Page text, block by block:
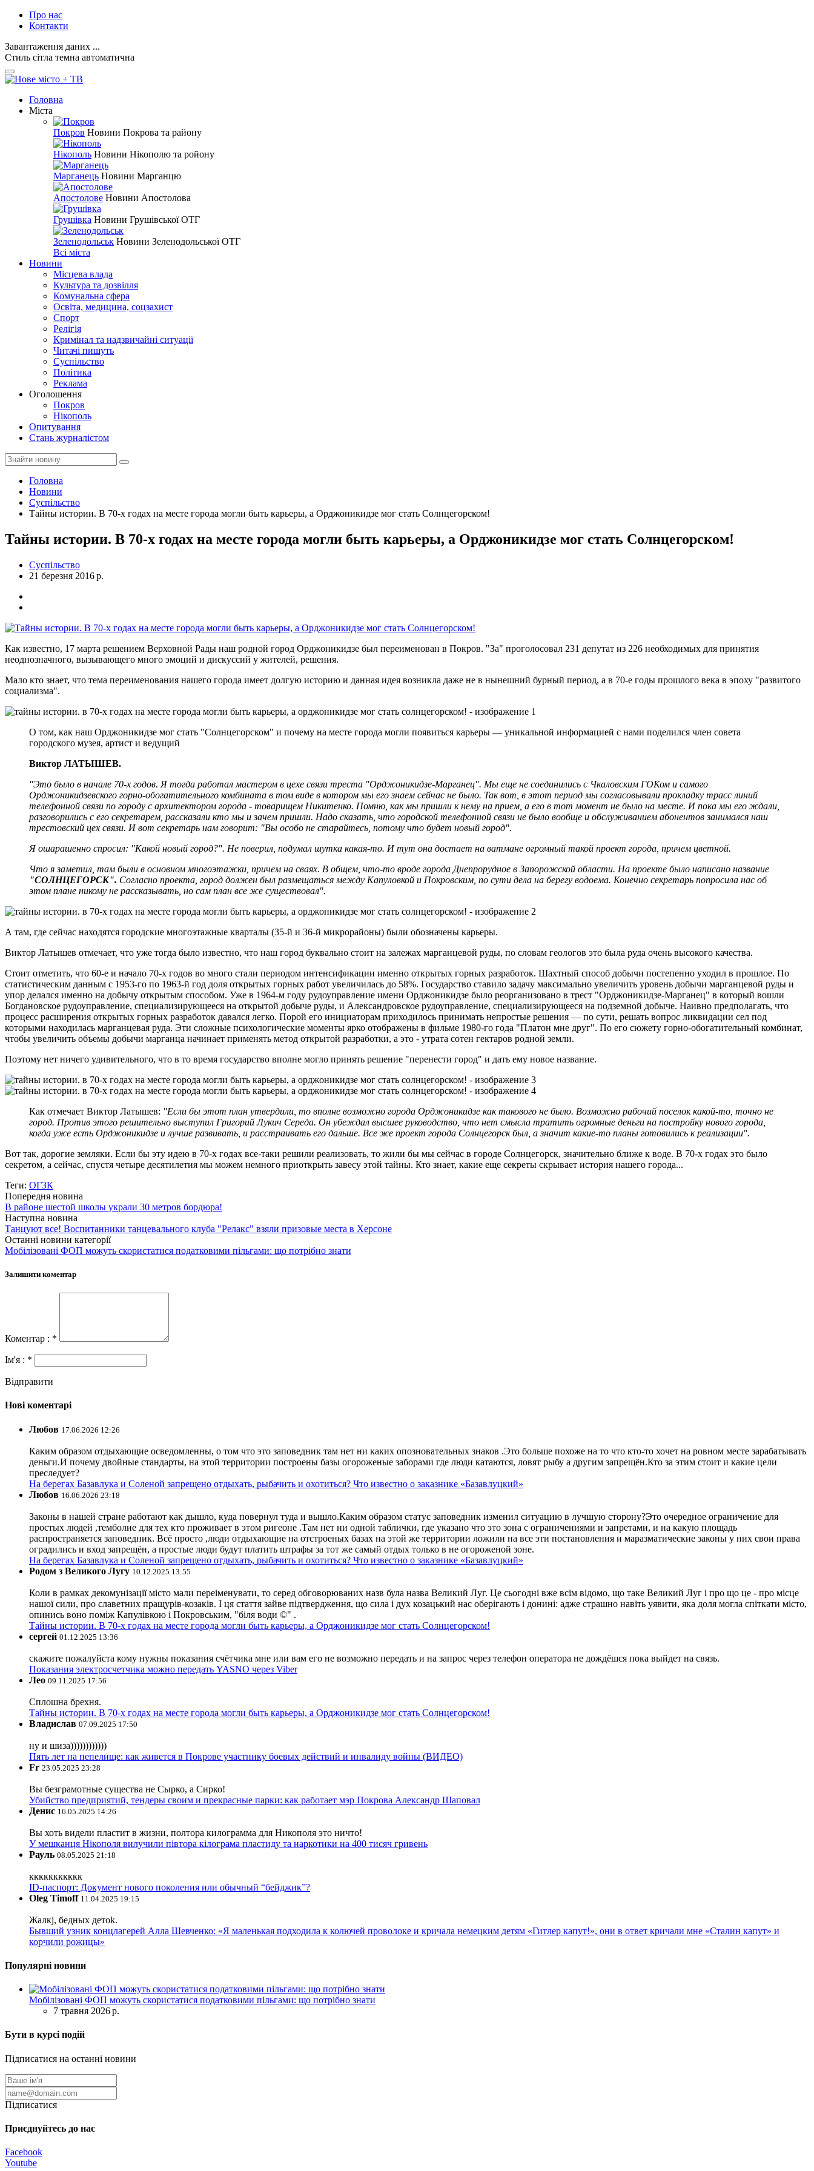
Про нас
Контакти
Завантаження даних ...
Стиль сітла темна автоматична
Головна
Міста
Покров Новини Покрова та району
Нікополь Новини Нікополю та ройону
Марганець Новини Марганцю
Апостолове Новини Апостолова
Грушівка Новини Грушівської ОТГ
Зеленодольськ Новини Зеленодольської ОТГ
Всі міста
Новини
Місцева влада
Культура та дозвілля
Комунальна сфера
Освіта, медицина, соцзахист
Спорт
Релігія
Кримінал та надзвичайні ситуації
Читачі пишуть
Суспільство
Політика
Реклама
Оголошення
Покров
Нікополь
Опитування
Стань журналістом
Головна
Новини
Суспільство
Тайны истории. В 70-х годах на месте города могли быть карьеры, а Орджоникидзе мог стать Солнцегорском!
Тайны истории. В 70-х годах на месте города могли быть карьеры, а Орджоникидзе мог стать Солнцегорском!
Суспільство
21 березня 2016 р.
Как известно, 17 марта решением Верховной Рады наш родной город Орджоникидзе был переименован в Покров. "За" проголосовал 231 депутат из 226 необходимых для принятия
неоднозначного, вызывающего много эмоций и дискуссий у жителей, решения.
Мало кто знает, что тема переименования нашего города имеет долгую историю и данная идея возникла даже не в нынешний бурный период, а в 70-е годы прошлого века в эпоху "развитого
социализма".
О том, как наш Орджоникидзе мог стать "Солнцегорском" и почему на месте города могли появиться карьеры — уникальной информацией с нами поделился член совета
городского музея, артист и ведущий
Виктор ЛАТЫШЕВ.
"Это было в начале 70-х годов. Я тогда работал мастером в цехе связи треста "Орджоникидзе-Марганец". Мы еще не соединились с Чкаловским ГОКом и самого
Орджоникидзевского горно-обогатительного комбината в том виде в котором мы его знаем сейчас не было. Так вот, в этот период мы согласовывали прокладку трасс линий
телефонной связи по городу с архитектором города - товарищем Никитенко. Помню, как мы пришли к нему на прием, а его в тот момент не было на месте. И пока мы его ждали,
разговорились с его секретарем, рассказали кто мы и зачем пришли. Надо сказать, что городской телефонной связи не было вообще и обслуживанием абонентов занимался наш
трестовский цех связи. И вот секретарь нам говорит: "Вы особо не старайтесь, потому что будет новый город".
Я ошарашенно спросил: "Какой новый город?". Не поверил, подумал шутка какая-то. И тут она достает на ватмане огромный такой проект города, причем цветной.
Что я заметил, там были в основном многоэтажки, причем на сваях. В общем, что-то вроде города Днепрорудное в Запорожской области. На проекте было написано название
"СОЛНЦЕГОРСК". Согласно проекта, город должен был размещаться между Капуловкой и Покровским, по сути дела на берегу водоема. Конечно секретарь попросила нас об
этом плане никому не рассказывать, но сам план все же существовал".
А там, где сейчас находятся городские многоэтажные кварталы (35-й и 36-й микрорайоны) были обозначены карьеры.
Виктор Латышев отмечает, что уже тогда было известно, что наш город буквально стоит на залежах марганцевой руды, по словам геологов это была руда очень высокого качества.
Стоит отметить, что 60-е и начало 70-х годов во много стали периодом интенсификации именно открытых горных разработок. Шахтный способ добычи постепенно уходил в прошлое. По
статистическим данным с 1953-го по 1963-й год доля открытых горных работ увеличилась до 58%. Государство ставило задачу максимально увеличить уровень добычи марганцевой руды и
упор делался именно на добычу открытым способом. Уже в 1964-м году рудоуправление имени Орджоникидзе было реорганизовано в трест "Орджоникидзе-Марганец" в который вошли
Богдановское рудоуправление, специализирующееся на открытой добыче руды, и Александровское рудоуправление, специализирующееся на подземной добыче. Наивно предполагать, что
процесс расширения открытых горных разработок давался легко. Порой его инициаторам приходилось принимать непростые решения — по сути, решать вопрос ликвидации сел под
которыми находилась марганцевая руда. Эти сложные психологические моменты ярко отображены в фильме 1980-го года "Платон мне друг". По его сюжету горно-обогатительный комбинат,
чтобы увеличить объемы добычи марганца начинает применять метод открытой разработки, а это - утрата сотен гектаров родной земли.
Поэтому нет ничего удивительного, что в то время государство вполне могло принять решение "перенести город" и дать ему новое название.
Как отмечает Виктор Латышев: "Если бы этот план утвердили, то вполне возможно города Орджоникидзе как такового не было. Возможно рабочий поселок какой-то, точно не
город. Против этого решительно выступил Григорий Лукич Середа. Он убеждал высшее руководство, что нет смысла тратить огромные деньги на постройку нового города,
когда уже есть Орджоникидзе и лучше развивать, и расстраивать его дальше. Все же проект города Солнцегорск был, а значит какие-то планы готовились к реализации".
Вот так, дорогие земляки. Если бы эту идею в 70-х годах все-таки решили реализовать, то жили бы мы сейчас в городе Солнцегорск, значительно ближе к воде. В 70-х годах это было
секретом, а сейчас, спустя четыре десятилетия мы можем немного приоткрыть завесу этой тайны. Кто знает, какие еще секреты скрывает история нашего города...
Теги: ОГЗК
Попередня новина
В районе шестой школы украли 30 метров бордюра!
Наступна новина
Танцуют все! Воспитанники танцевального клуба "Релакс" взяли призовые места в Херсоне
Останні новини категорії
Мобілізовані ФОП можуть скористатися податковими пільгами: що потрібно знати
Залишити коментар
Коментар : *
Ім'я : *
Відправити
Нові коментарі
Любов 17.06.2026 12:26
Каким образом отдыхающие осведомленны, о том что это заповедник там нет ни каких опозновательных знаков .Это больше похоже на то что кто-то хочет на ровном месте зарабатывать
деньги.И почему двойные стандарты, на этой территории построены базы огороженые заборами где люди катаются, ловят рыбу а другим запрещён.Кто за этим стоит и какие цели
преследует?
На берегах Базавлука и Соленой запрещено отдыхать, рыбачить и охотиться? Что известно о заказнике «Базавлуцкий»
Любов 16.06.2026 23:18
Законы в нашей стране работают как дышло, куда повернул туда и вышло.Каким образом статус заповедник изменил ситуацию в лучшую сторону?Это очередное ограничение для
простых людей ,темболие для тех кто проживает в этом ригеоне .Там нет ни одной таблички, где указано что это зона с ограничениями и запретами, и на какую площадь
распространяется заповедник. Всё просто ,люди отдыхающие на отстроеных базах на этой же территории ложили на все эти постановления и маразматические законы у них свои права
оградились и вход запрещён, а простые люди будут платить штрафы за тот же самый отдых только в не огороженой зоне.
На берегах Базавлука и Соленой запрещено отдыхать, рыбачить и охотиться? Что известно о заказнике «Базавлуцкий»
Родом з Великого Лугу 10.12.2025 13:55
Коли в рамках декомунізації місто мали переіменувати, то серед обговорюваних назв була назва Великий Луг. Це сьогодні вже всім відомо, що таке Великий Луг і про що це - про місце
нашої сили, про славетних пращурів-козаків. І ця стаття зайве підтвердження, що сила і дух козацький нас оберігають і донині: адже страшно навіть уявити, яка доля могла спіткати місто,
опинись воно поміж Капулівкою і Покровським, "біля води ©" .
Тайны истории. В 70-х годах на месте города могли быть карьеры, а Орджоникидзе мог стать Солнцегорском!
сергей 01.12.2025 13:36
скажите пожалуйста кому нужны показания счётчика мне или вам его не возможно передать и на запрос через телефон оператора не дождёшся пока выйдет на связь.
Показания электросчетчика можно передать YASNO через Viber
Лео 09.11.2025 17:56
Сплошна брехня.
Тайны истории. В 70-х годах на месте города могли быть карьеры, а Орджоникидзе мог стать Солнцегорском!
Владислав 07.09.2025 17:50
ну и шиза))))))))))))
Пять лет на пепелище: как живется в Покрове участнику боевых действий и инвалиду войны (ВИДЕО)
Fr 23.05.2025 23:28
Вы безграмотные существа не Сырко, а Сирко!
Убийство предприятий, тендеры своим и прекрасные парки: как работает мэр Покрова Александр Шаповал
Денис 16.05.2025 14:26
Вы хоть видели пластит в жизни, полтора килограмма для Никополя это ничто!
У мешканця Нікополя вилучили півтора кілограма пластиду та наркотики на 400 тисяч гривень
Рауль 08.05.2025 21:18
ккккккккккк
ID-паспорт: Документ нового поколения или обычный “бейджик”?
Oleg Timoff 11.04.2025 19:15
Жалкj, бедных детok.
Бывший узник концлагерей Алла Шевченко: «Я маленькая подходила к колючей проволоке и кричала немецким детям «Гитлер капут!», они в ответ кричали мне «Сталин капут» и
корчили рожицы»
Популярні новини
Мобілізовані ФОП можуть скористатися податковими пільгами: що потрібно знати
7 травня 2026 р.
Бути в курсі подій
Підписатися на останні новини
Підписатися
Приєднуйтесь до нас
Facebook
Youtube